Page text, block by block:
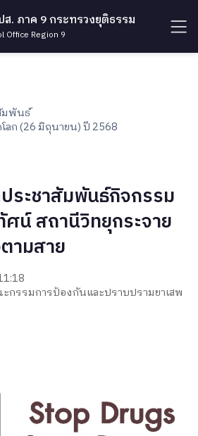
. ภาค 9 กระทรวงยุติธรรม
Office Region 9
มพันธ์
ลก (26 มิถุนายน) ปี 2568
ระชาสัมพันธ์กิจกรรม
น์ สถานีวิทยุกระจาย
ามสาย
กรรมการป้องกันและปราบปรามยาเสพ